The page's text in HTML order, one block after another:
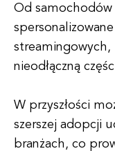
Od
streamingowych,
nieodłączną
W przyszłości
szerszej adopcji
branżach, co